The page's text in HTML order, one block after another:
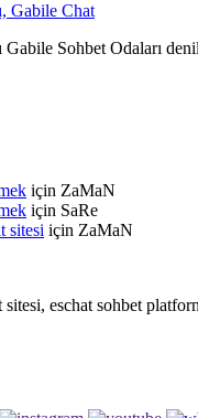
Gabile Chat
Gabile Sohbet Odaları
için ZaMaN
için SaRe
sitesi için ZaMaN
sitesi, eschat sohbet